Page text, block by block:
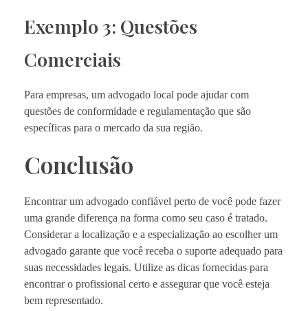
Exemplo 3: Questões
Comerciais
Para empresas, um advogado local pode ajudar com
questões de conformidade e regulamentação que são
específicas para o mercado da sua região.
Conclusão
Encontrar um advogado confiável perto de você pode fazer
uma grande diferença na forma como seu caso é tratado.
Considerar a localização e a especialização ao escolher um
advogado garante que você receba o suporte adequado para
suas necessidades legais. Utilize as dicas fornecidas para
encontrar o profissional certo e assegurar que você esteja
bem representado.